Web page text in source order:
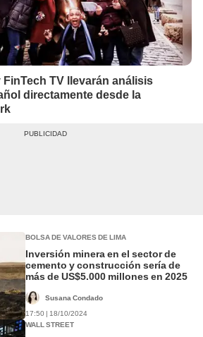
FinTech TV llevarán análisis
directamente desde la
BOLSA DE VALORES DE LIMA
Inversión minera en el sector de
cemento y construcción sería de
más de US$5.000 millones en 2025
Susana Condado
17:50 | 18/10/2024
WALL STREET